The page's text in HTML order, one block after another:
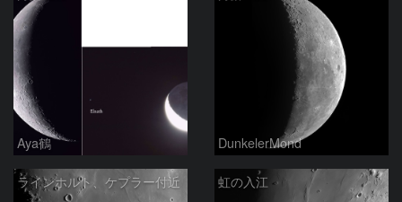
Aya鶴 DunkelerMond
ラインホルト、ケプラー付近 虹の入江